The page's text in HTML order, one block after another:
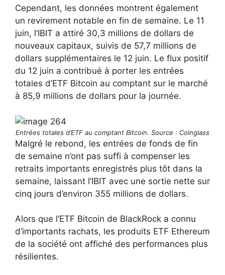
Cependant, les données montrent également
un revirement notable en fin de semaine. Le 11
juin, l’IBIT a attiré 30,3 millions de dollars de
nouveaux capitaux, suivis de 57,7 millions de
dollars supplémentaires le 12 juin. Le flux positif
du 12 juin a contribué à porter les entrées
totales d’ETF Bitcoin au comptant sur le marché
à 85,9 millions de dollars pour la journée.
Entrées totales d’ETF au comptant Bitcoin. Source : Coinglass
Malgré le rebond, les entrées de fonds de fin
de semaine n’ont pas suffi à compenser les
retraits importants enregistrés plus tôt dans la
semaine, laissant l’IBIT avec une sortie nette sur
cinq jours d’environ 355 millions de dollars.
Alors que l’ETF Bitcoin de BlackRock a connu
d’importants rachats, les produits ETF Ethereum
de la société ont affiché des performances plus
résilientes.